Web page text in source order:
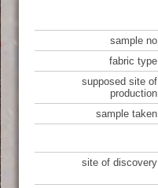
sample no
fabric type
supposed site of
production
sample taken
site of discovery